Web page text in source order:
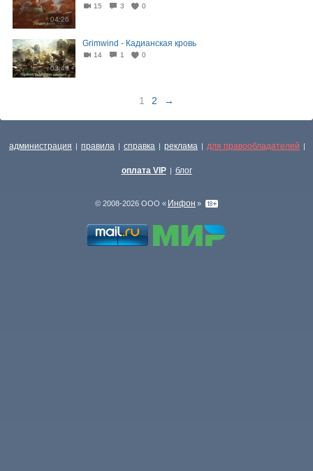
04:26
15 3 0
03:49
Grimwind - Кадианская кровь
14 1 0
1 2 →
администрация | правила | справка | реклама | для правообладателей |
оплата VIP | блог
© 2008-2026 ООО « Инфон »